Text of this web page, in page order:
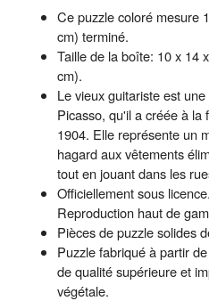
Ce puzzle coloré mesure
cm) terminé.
Taille de la boîte: 10 x 14
cm).
Le vieux guitariste est
Picasso, qu'il a créée à
1904. Elle représente un
hagard aux vêtements
tout en jouant dans les
Officiellement sous
Reproduction haut de
Pièces de puzzle solides
Puzzle fabriqué à partir
de qualité supérieure et
végétale.